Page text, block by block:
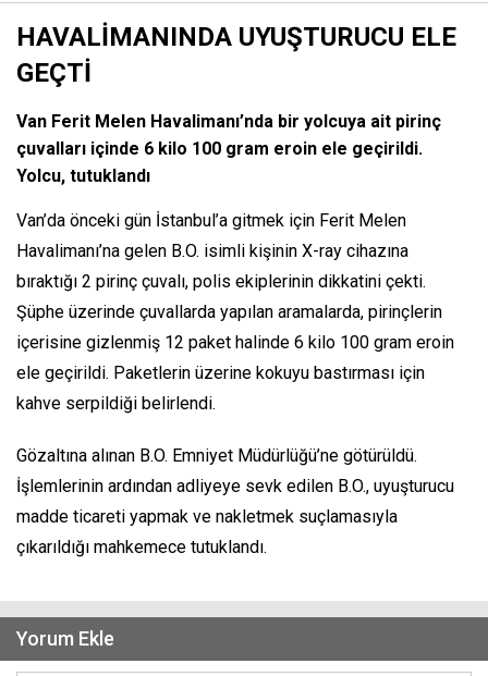
HAVALİMANINDA UYUŞTURUCU ELE
GEÇTİ
Van Ferit Melen Havalimanı’nda bir yolcuya ait pirinç
çuvalları içinde 6 kilo 100 gram eroin ele geçirildi.
Yolcu, tutuklandı
Van’da önceki gün İstanbul’a gitmek için Ferit Melen
Havalimanı’na gelen B.O. isimli kişinin X-ray cihazına
bıraktığı 2 pirinç çuvalı, polis ekiplerinin dikkatini çekti.
Şüphe üzerinde çuvallarda yapılan aramalarda, pirinçlerin
içerisine gizlenmiş 12 paket halinde 6 kilo 100 gram eroin
ele geçirildi. Paketlerin üzerine kokuyu bastırması için
kahve serpildiği belirlendi.
Gözaltına alınan B.O. Emniyet Müdürlüğü’ne götürüldü.
İşlemlerinin ardından adliyeye sevk edilen B.O., uyuşturucu
madde ticareti yapmak ve nakletmek suçlamasıyla
çıkarıldığı mahkemece tutuklandı.
Yorum Ekle